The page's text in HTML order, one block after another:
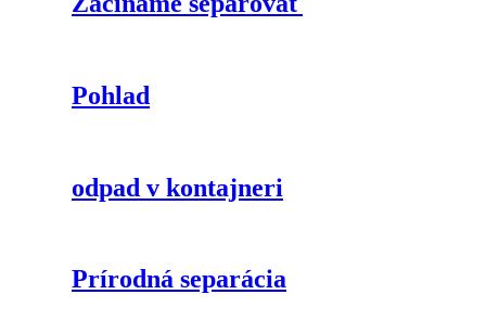
Pohlad
odpad v kontajneri
Prírodná separácia